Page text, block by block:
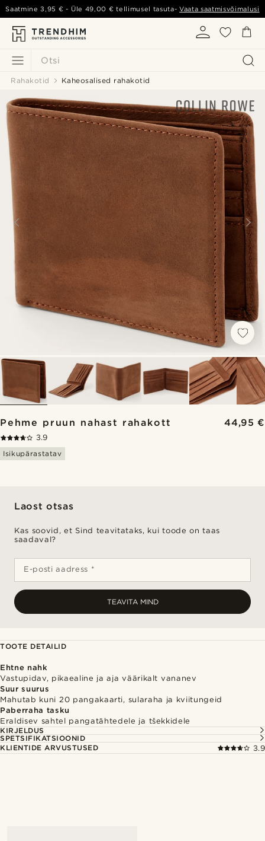
Otsi
Saatmine3,95 € - Üle 49,00 € tellimusel tasuta-Vaata saatmisvõimalusi
Rahakotid Kaheosalised rahakotid
Pehme pruun nahast rahakott 44,95 €
3.9
Isikupärastatav
Laost otsas
Kas soovid, et Sind teavitataks, kui toode on taas
saadaval?
E-posti aadress *
TEAVITA MIND
TOOTE DETAILID
Ehtne nahk
Vastupidav, pikaealine ja aja väärikalt vananev
Suur suurus
Mahutab kuni 20 pangakaarti, sularaha ja kviitungeid
Paberraha tasku
Eraldisev sahtel pangatähtedele ja tšekkidele
KIRJELDUS
SPETSIFIKATSIOONID
KLIENTIDE ARVUSTUSED
3.9